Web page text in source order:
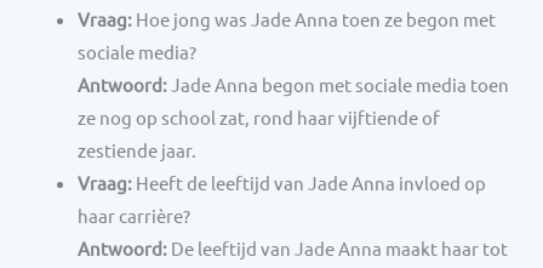
Vraag:Hoe jong was Jade Anna toen ze begon met
sociale media?
Antwoord:Jade Anna begon met sociale media toen
ze nog op school zat, rond haar vijftiende of
zestiende jaar.
Vraag:Heeft de leeftijd van Jade Anna invloed op
haar carrière?
Antwoord:De leeftijd van Jade Anna maakt haar tot